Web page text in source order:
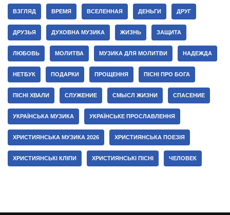
ВЗГЛЯД ВРЕМЯ ВСЕЛЕННАЯ ДЕНЬГИ ДРУГ
ДРУЗЬЯ ДУХОВНА МУЗИКА ЖИЗНЬ ЗАЩИТА
ЛЮБОВЬ МОЛИТВА МУЗИКА ДЛЯ МОЛИТВИ НАДЕЖДА
НЕТБУК ПОДАРКИ ПРОЩЕННЯ ПІСНІ ПРО БОГА
ПІСНІ ХВАЛИ СЛУЖЕНИЕ СМЫСЛ ЖИЗНИ СПАСЕНИЕ
УКРАЇНСЬКА МУЗИКА УКРАЇНСЬКЕ ПРОСЛАВЛЕННЯ
ХРИСТИЯНСЬКА МУЗИКА 2026 ХРИСТИЯНСЬКА ПОЕЗІЯ
ХРИСТИЯНСЬКІ КЛІПИ ХРИСТИЯНСЬКІ ПІСНІ ЧЕЛОВЕК